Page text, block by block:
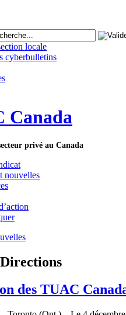
locale
cyberbulletins
privé au Canada
nouvelles
des TUAC